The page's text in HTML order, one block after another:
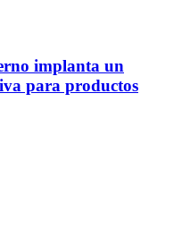
implanta un
para productos